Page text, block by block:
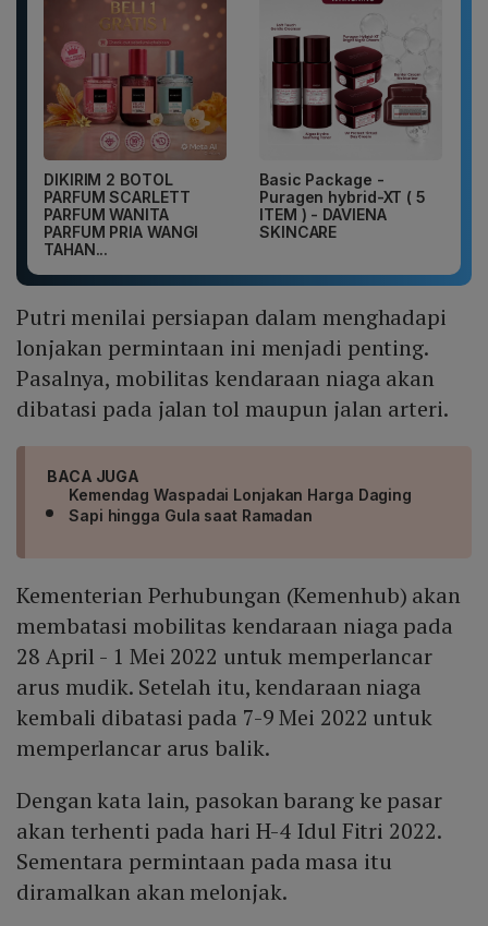
DIKIRIM 2 BOTOL
PARFUM SCARLETT
PARFUM WANITA
PARFUM PRIA WANGI
TAHAN...
Basic Package -
Puragen hybrid-XT ( 5
ITEM ) - DAVIENA
SKINCARE
Putri menilai persiapan dalam menghadapi
lonjakan permintaan ini menjadi penting.
Pasalnya, mobilitas kendaraan niaga akan
dibatasi pada jalan tol maupun jalan arteri.
BACA JUGA
Kemendag Waspadai Lonjakan Harga Daging
Sapi hingga Gula saat Ramadan
Kementerian Perhubungan (Kemenhub) akan
membatasi mobilitas kendaraan niaga pada
28 April - 1 Mei 2022 untuk memperlancar
arus mudik. Setelah itu, kendaraan niaga
kembali dibatasi pada 7-9 Mei 2022 untuk
memperlancar arus balik.
Dengan kata lain, pasokan barang ke pasar
akan terhenti pada hari H-4 Idul Fitri 2022.
Sementara permintaan pada masa itu
diramalkan akan melonjak.